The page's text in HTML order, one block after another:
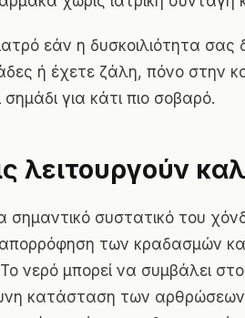
εάν η δυσκοιλιότητα σας
ή έχετε ζάλη, πόνο στην
για κάτι πιο σοβαρό.
λειτουργούν
σημαντικό συστατικό του
των κραδασμών και
νερό μπορεί να συμβάλει
κατάσταση των